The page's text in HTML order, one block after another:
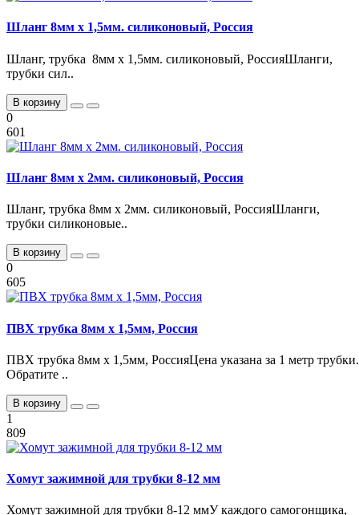
Шланг 8мм х 1,5мм. силиконовый, Россия
Шланг, трубка 8мм х 1,5мм. силиконовый, РоссияШланги,
трубки сил..
В корзину
0
601
Шланг 8мм х 2мм. силиконовый, Россия
Шланг, трубка 8мм х 2мм. силиконовый, РоссияШланги,
трубки силиконовые..
В корзину
0
605
ПВХ трубка 8мм х 1,5мм, Россия
ПВХ трубка 8мм х 1,5мм, РоссияЦена указана за 1 метр трубки.
Обратите ..
В корзину
1
809
Хомут зажимной для трубки 8-12 мм
Хомут зажимной для трубки 8-12 ммУ каждого самогонщика,